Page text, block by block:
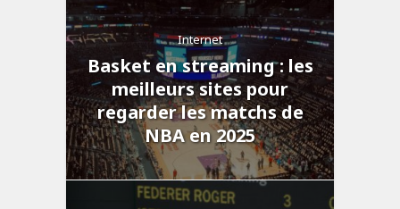
Internet
Basket en streaming : les
meilleurs sites pour
regarder les matchs de
NBA en 2025